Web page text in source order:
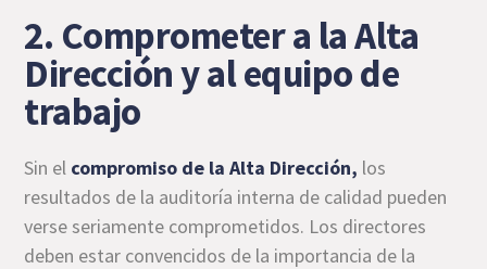
2. Comprometer a la Alta
Dirección y al equipo de
trabajo
Sin el compromiso de la Alta Dirección, los
resultados de la auditoría interna de calidad pueden
verse seriamente comprometidos. Los directores
deben estar convencidos de la importancia de la